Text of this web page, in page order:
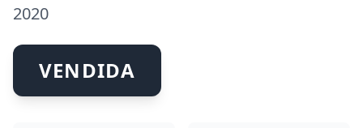
2020
VENDIDA